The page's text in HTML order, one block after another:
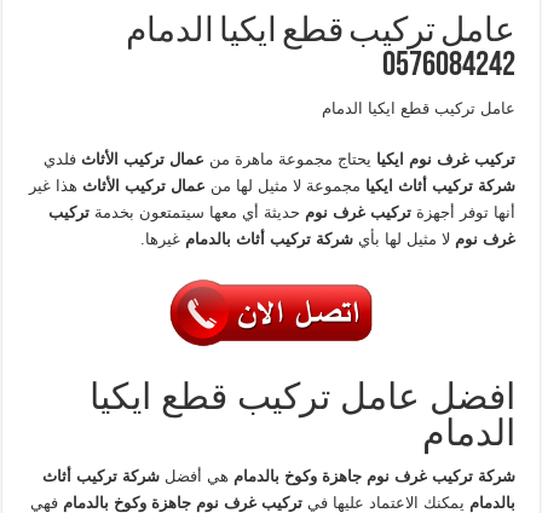
عامل تركيب قطع ايكيا الدمام
0576084242
عامل تركيب قطع ايكيا الدمام
تركيب غرف نوم ايكيا يحتاج مجموعة ماهرة من عمال تركيب الأثاث فلدي
شركة تركيب أثاث ايكيا مجموعة لا مثيل لها من عمال تركيب الأثاث هذا غير
أنها توفر أجهزةتركيب غرف نوم حديثة أي معها سيتمتعون بخدمةتركيب
غرف نوم لا مثيل لها بأيشركة تركيب أثاث بالدمام غيرها.
افضل عامل تركيب قطع ايكيا
الدمام
شركة تركيب غرف نوم جاهزة وكوخ بالدمام هي أفضلشركة تركيب أثاث
بالدمام يمكنك الاعتماد عليها فيتركيب غرف نوم جاهزة وكوخ بالدمام فهي